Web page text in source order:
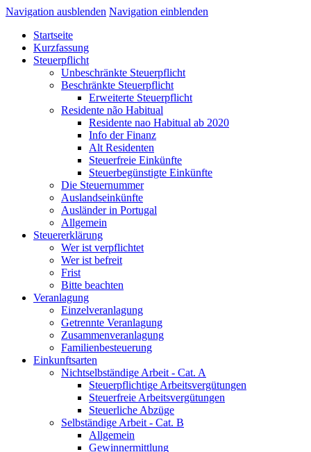
Navigation ausblenden Navigation einblenden
Startseite
Kurzfassung
Steuerpflicht
Unbeschränkte Steuerpflicht
Beschränkte Steuerpflicht
Erweiterte Steuerpflicht
Residente não Habitual
Residente nao Habitual ab 2020
Info der Finanz
Alt Residenten
Steuerfreie Einkünfte
Steuerbegünstigte Einkünfte
Die Steuernummer
Auslandseinkünfte
Ausländer in Portugal
Allgemein
Steuererklärung
Wer ist verpflichtet
Wer ist befreit
Frist
Bitte beachten
Veranlagung
Einzelveranlagung
Getrennte Veranlagung
Zusammenveranlagung
Familienbesteuerung
Einkunftsarten
Nichtselbständige Arbeit - Cat. A
Steuerpflichtige Arbeitsvergütungen
Steuerfreie Arbeitsvergütungen
Steuerliche Abzüge
Selbständige Arbeit - Cat. B
Allgemein
Gewinnermittlung